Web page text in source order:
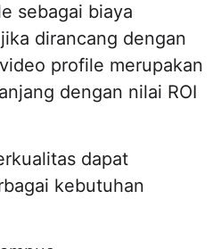
sebagai biaya
dirancang dengan
profile merupakan
dengan nilai ROI
dapat
kebutuhan